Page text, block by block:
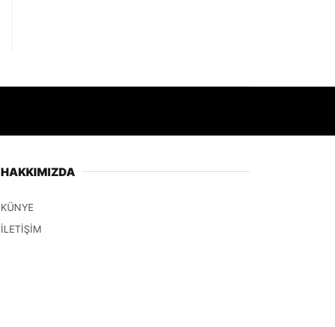
HAKKIMIZDA
KÜNYE
İLETİŞİM